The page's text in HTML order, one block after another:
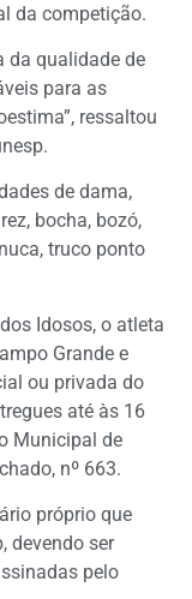
da competição.
da qualidade de
para as
ressaltou
de dama,
bocha, bozó,
truco ponto
Idosos, o atleta
Grande e
ou privada do
até às 16
Municipal de
nº 663.
próprio que
devendo ser
pelo